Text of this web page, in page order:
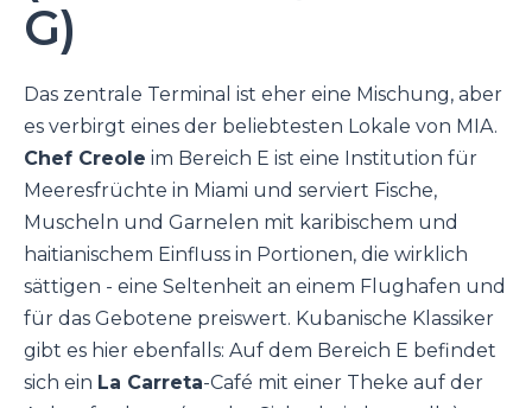
G)
Das zentrale Terminal ist eher eine Mischung, aber
es verbirgt eines der beliebtesten Lokale von MIA.
Chef Creole im Bereich E ist eine Institution für
Meeresfrüchte in Miami und serviert Fische,
Muscheln und Garnelen mit karibischem und
haitianischem Einfluss in Portionen, die wirklich
sättigen - eine Seltenheit an einem Flughafen und
für das Gebotene preiswert. Kubanische Klassiker
gibt es hier ebenfalls: Auf dem Bereich E befindet
sich ein La Carreta-Café mit einer Theke auf der